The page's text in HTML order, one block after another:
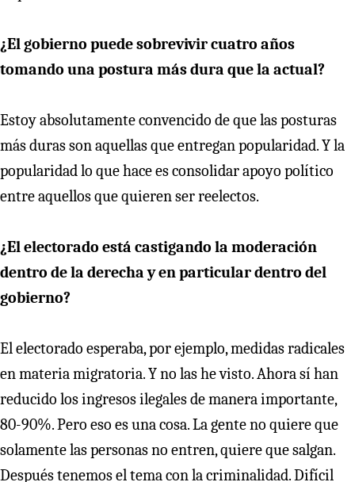
¿El gobierno puede sobrevivir cuatro años
tomando una postura más dura que la actual?
Estoy absolutamente convencido de que las posturas
más duras son aquellas que entregan popularidad. Y la
popularidad lo que hace es consolidar apoyo político
entre aquellos que quieren ser reelectos.
¿El electorado está castigando la moderación
dentro de la derecha y en particular dentro del
gobierno?
El electorado esperaba, por ejemplo, medidas radicales
en materia migratoria. Y no las he visto. Ahora sí han
reducido los ingresos ilegales de manera importante,
80-90%. Pero eso es una cosa. La gente no quiere que
solamente las personas no entren, quiere que salgan.
Después tenemos el tema con la criminalidad. Difícil